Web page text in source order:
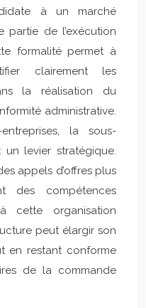
à un marché
partie de l’exécution
formalité permet à
clairement les
la réalisation du
administrative.
la sous-
levier stratégique.
appels d’offres plus
des compétences
cette organisation
peut élargir son
en restant conforme
de la commande